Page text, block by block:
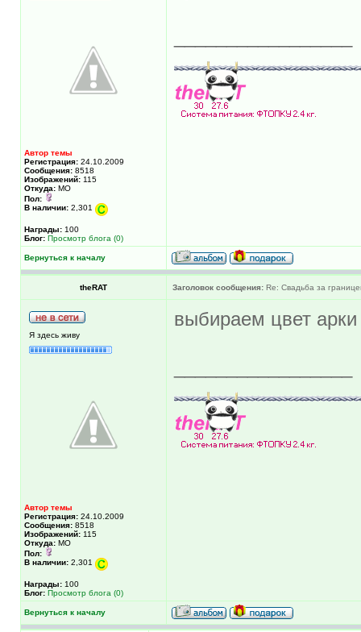
Автор темы
Регистрация: 24.10.2009
Сообщения: 8518
Изображений: 115
Откуда: МО
Пол:
В наличии: 2,301
Награды: 100
Блог: Просмотр блога (0)
Вернуться к началу
theRAT Заголовок сообщения: Re: Свадьба за
Я здесь живу
Автор темы
Регистрация: 24.10.2009
Сообщения: 8518
Изображений: 115
Откуда: МО
Пол:
В наличии: 2,301
Награды: 100
Блог: Просмотр блога (0)
выбираем цвет
Вернуться к началу